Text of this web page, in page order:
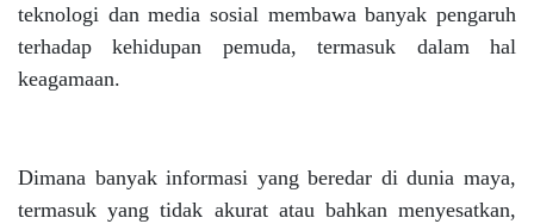
teknologi dan media sosial membawa banyak pengaruh
terhadap kehidupan pemuda, termasuk dalam hal
keagamaan.
Dimana banyak informasi yang beredar di dunia maya,
termasuk yang tidak akurat atau bahkan menyesatkan,